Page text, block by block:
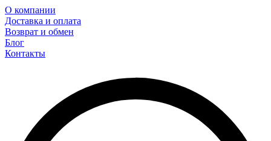
О компании
Доставка и оплата
Возврат и обмен
Блог
Контакты